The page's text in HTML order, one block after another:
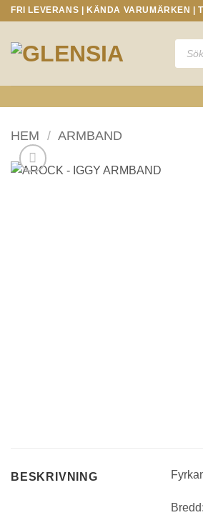
Skip
content
FRI LEVERANS | KÄNDA VARUMÄRKEN |
HEM / ARMBAND
BESKRIVNING